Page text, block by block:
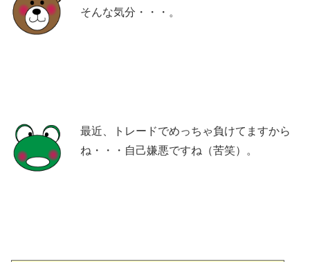
そんな気分・・・。
最近、トレードでめっちゃ負けてますから
ね・・・自己嫌悪ですね（苦笑）。